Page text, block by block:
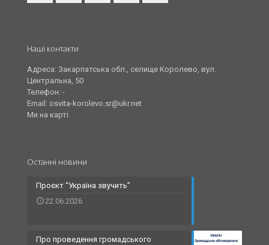
Наші контакти
Адреса: Закарпатська обл., селище Королево, вул.
Центральна, 50
Телефон: -
Email: osvita-korolevo.sr@ukr.net
Ми на карті
Останні новини
Проєкт “Україна звучить”
22.06.2026
Про проведення громадського